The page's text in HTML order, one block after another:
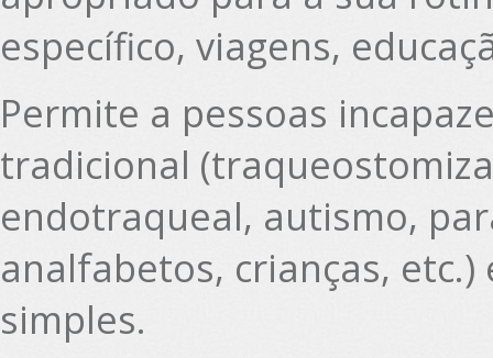
específico, viagens,
Permite a pessoas
tradicional
endotraqueal, autismo,
analfabetos, crianças,
simples.